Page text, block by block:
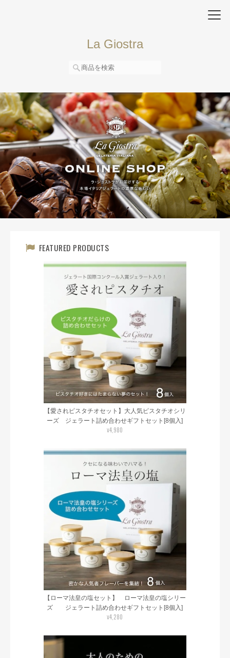
La Giostra
FEATURED PRODUCTS
【愛されピスタチオセット】大人気ピスタチオシリ
ーズ ジェラート詰め合わせギフトセット[8個入]
¥4,980
【ローマ法皇の塩セット】 ローマ法皇の塩シリー
ズ ジェラート詰め合わせギフトセット[8個入]
¥4,280